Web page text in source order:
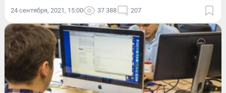
24 сентября, 2021, 15:00 37 388 207